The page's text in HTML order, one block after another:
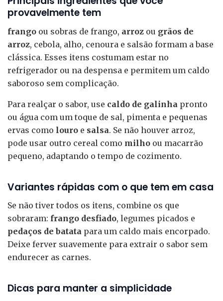
provavelmente tem
frango ou sobras de frango, arroz ou grãos de
arroz, cebola, alho, cenoura e salsão formam a base
clássica. Esses itens costumam estar no
refrigerador ou na despensa e permitem um caldo
saboroso sem complicação.
Para realçar o sabor, use caldo de galinha pronto
ou água com um toque de sal, pimenta e pequenas
ervas como louro e salsa. Se não houver arroz,
pode usar outro cereal como milho ou macarrão
pequeno, adaptando o tempo de cozimento.
Variantes rápidas com o que tem em casa
Se não tiver todos os itens, combine os que
sobraram: frango desfiado, legumes picados e
pedaços de batata para um caldo mais encorpado.
Deixe ferver suavemente para extrair o sabor sem
endurecer as carnes.
Dicas para manter a simplicidade